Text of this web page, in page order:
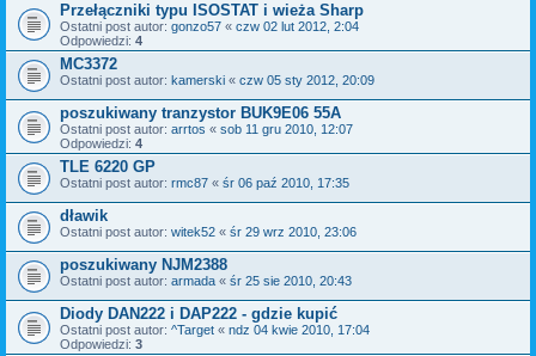
Przełączniki typu ISOSTAT i wieża Sharp
Ostatni post autor: gonzo57 « czw 02 lut 2012, 2:04
Odpowiedzi: 4
MC3372
Ostatni post autor: kamerski « czw 05 sty 2012, 20:09
poszukiwany tranzystor BUK9E06 55A
Ostatni post autor: arrtos « sob 11 gru 2010, 12:07
Odpowiedzi: 4
TLE 6220 GP
Ostatni post autor: rmc87 « śr 06 paź 2010, 17:35
dławik
Ostatni post autor: witek52 « śr 29 wrz 2010, 23:06
poszukiwany NJM2388
Ostatni post autor: armada « śr 25 sie 2010, 20:43
Diody DAN222 i DAP222 - gdzie kupić
Ostatni post autor: ^Target « ndz 04 kwie 2010, 17:04
Odpowiedzi: 3